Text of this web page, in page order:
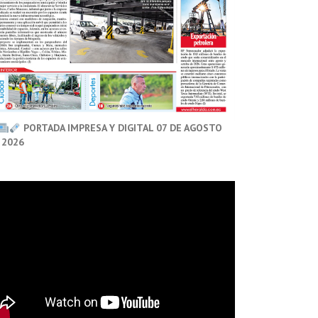
PORTADA IMPRESA Y DIGITAL 07 DE AGOSTO
2026